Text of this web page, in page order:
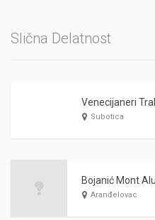
Slična Delatnost
Subotica
Bojanić Mont
Aranđelovac